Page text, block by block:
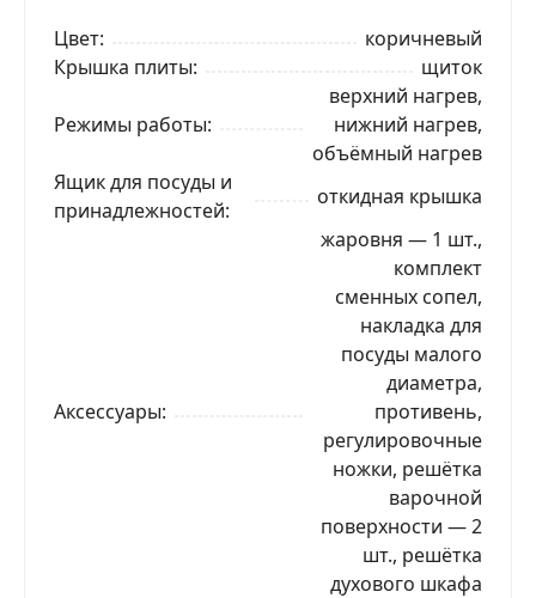
Цвет
коричневый
Крышка плиты
щиток
Режимы работы
верхний нагрев,
нижний нагрев,
объёмный нагрев
Ящик для посуды и
принадлежностей
откидная крышка
Аксессуары
жаровня — 1 шт.,
комплект
сменных сопел,
накладка для
посуды малого
диаметра,
противень,
регулировочные
ножки, решётка
варочной
поверхности — 2
шт., решётка
духового шкафа